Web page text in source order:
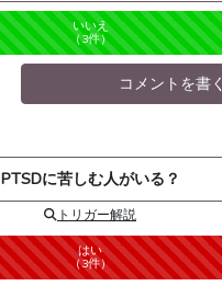
いいえ
（3件）
コメントを書く
PTSDに苦しむ人がいる？
トリガー解説
はい
（3件）